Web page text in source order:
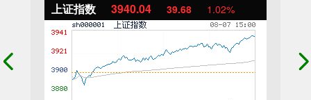
上证指数 3940.04 39.68 1.02%